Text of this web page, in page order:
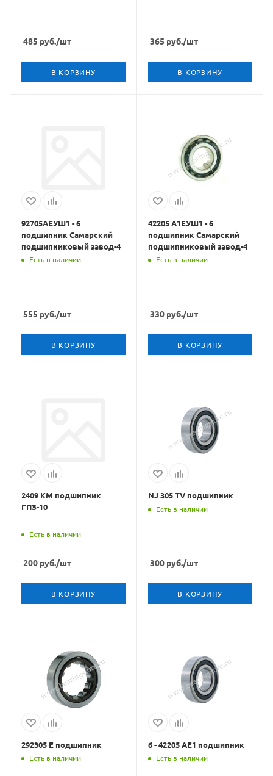
485 руб./шт
В КОРЗИНУ
365 руб./шт
В КОРЗИНУ
92705АЕУШ1 - 6
подшипник Самарский
подшипниковый завод-4
Есть в наличии
555 руб./шт
В КОРЗИНУ
42205 А1ЕУШ1 - 6
подшипник Самарский
подшипниковый завод-4
Есть в наличии
330руб./шт
В КОРЗИНУ
2409 КМ подшипник
ГПЗ-10
Есть в наличии
200 руб./шт
В КОРЗИНУ
NJ 305 TV подшипник
Есть в наличии
300руб./шт
В КОРЗИНУ
292305 Е подшипник
Есть в наличии
6 - 42205 АЕ1 подшипник
Есть в наличии